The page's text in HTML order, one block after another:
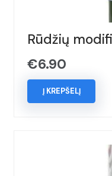
Rūdžių
€6.90
Į KREPŠELĮ